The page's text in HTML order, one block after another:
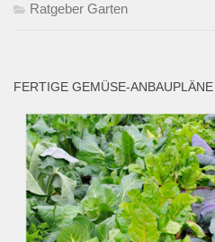
Ratgeber Garten
FERTIGE GEMÜSE-